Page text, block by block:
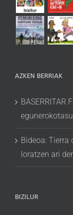
AZKEN BERRIAK
BASERRITAR
Bideoa: Tierra
loratzen ari
BIZILUR